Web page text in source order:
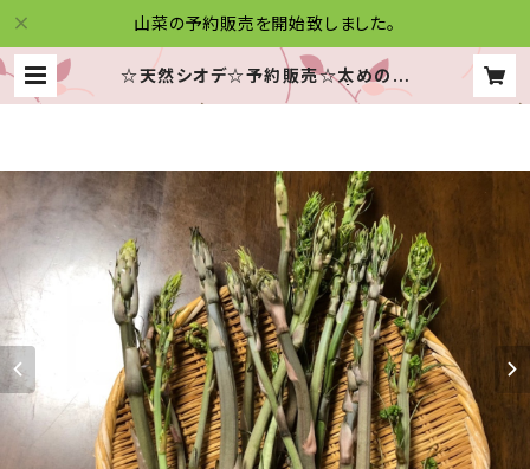
山菜の予約販売を開始致しました。
☆天然シオデ☆予約販売☆太めのも
のも入ります！☆高級食材☆ | 信州木